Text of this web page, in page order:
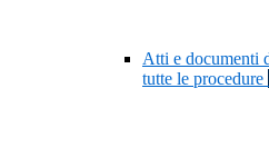
Atti e documenti
tutte le procedure